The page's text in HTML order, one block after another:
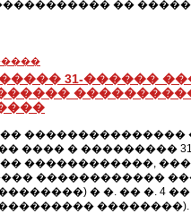
��
31-������
���� � ���������
������������,
������������
� �. �� �. 4
��������).